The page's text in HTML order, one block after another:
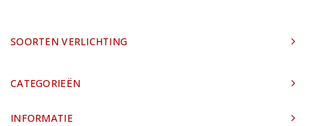
SOORTEN VERLICHTING
CATEGORIEËN
INFORMATIE